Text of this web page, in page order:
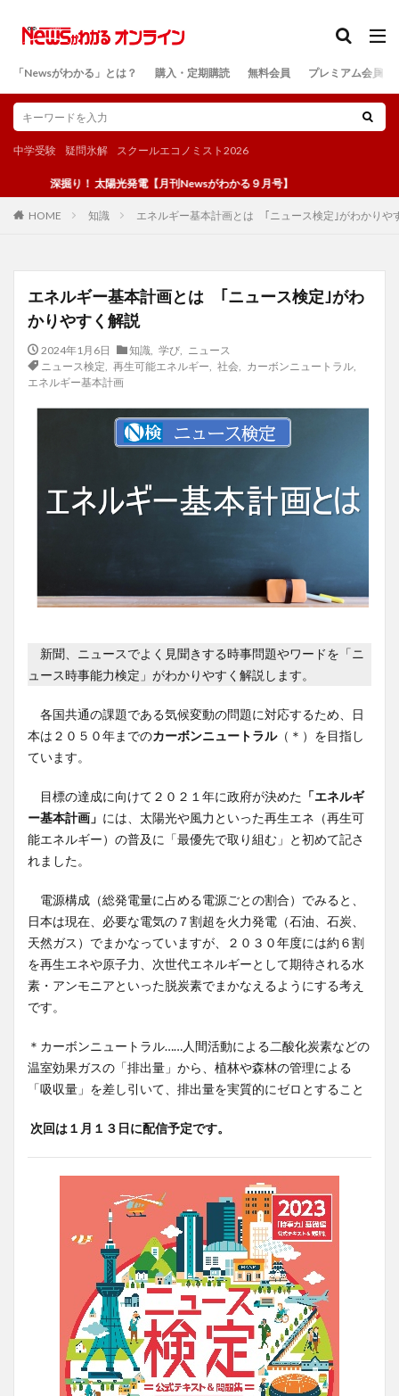
「Newsがわかる」とは？ 購入・定期購読 無料会員 プレミアム会員
中学受験 疑問氷解 スクールエコノミスト2026
掘り！ 太陽光発電【月刊Newsがわかる９月号】
HOME 知識 エネルギー基本計画とは ｢ニュース検定｣がわかりや
エネルギー基本計画とは ｢ニュース検定｣がわ
かりやすく解説
2024年1月6日 知識 学び
ニュース
ニュース検定
再生可能エネルギー 社会, カーボンニュートラル,
エネルギー基本計画
新聞、ニュースでよく見聞きする時事問題やワードを「ニ
ュース時事能力検定」がわかりやすく解説します。
各国共通の課題である気候変動の問題に対応するため、日
本は２０５０年までのカーボンニュートラル（＊）を目指し
ています。
目標の達成に向けて２０２１年に政府が決めた 「エネルギ
ー基本計画」 には、太陽光や風力といった再生エネ（再生可
能エネルギー）の普及に「最優先で取り組む」と初めて記さ
れました。
電源構成（総発電量に占める電源ごとの割合）でみると、
日本は現在、必要な電気の７割超を火力発電（石油、石炭、
天然ガス）でまかなっていますが、２０３０年度には約６割
を再生エネや原子力、次世代エネルギーとして期待される水
素・アンモニアといった脱炭素でまかなえるようにする考え
です。
＊カーボンニュートラル……人間活動による二酸化炭素などの
温室効果ガスの「排出量」から、植林や森林の管理による
「吸収量」を差し引いて、排出量を実質的にゼロとすること
次回は１月１３日に配信予定です。
検索